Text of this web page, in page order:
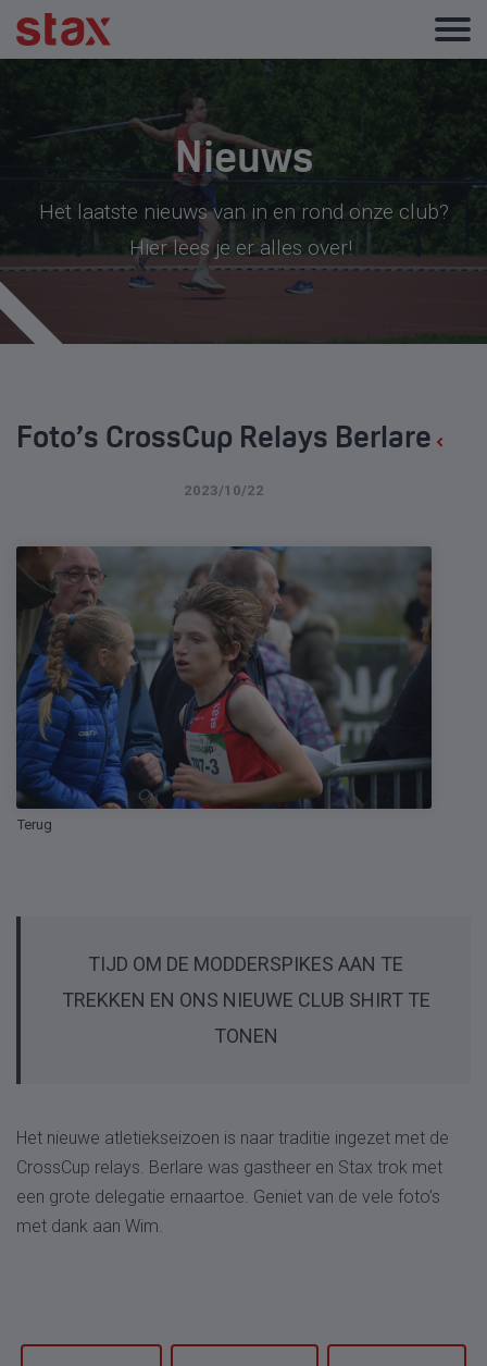
Nieuws
Het laatste nieuws van in en rond onze club?
Hier lees je er alles over!
Foto’s CrossCup Relays Berlare
2023/10/22
Terug
TIJD OM DE MODDERSPIKES AAN TE
TREKKEN EN ONS NIEUWE CLUB SHIRT TE
TONEN
Het nieuwe atletiekseizoen is naar traditie ingezet met de
CrossCup relays. Berlare was gastheer en Stax trok met
een grote delegatie ernaartoe. Geniet van de vele foto’s
met dank aan Wim.